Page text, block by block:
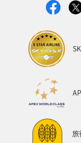
湖
ワーケーション
ハワイ 栃木県
一人旅
千葉県 プレミ
東海地方
旅